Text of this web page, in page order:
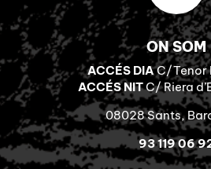
ON SOM
ACCÉS DIAC/Tenor
ACCÉS NITC/ Riera
08028 Sants,
93 119 06